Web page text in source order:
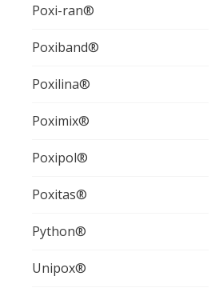
Poxi-ran®
Poxiband®
Poxilina®
Poximix®
Poxipol®
Poxitas®
Python®
Unipox®